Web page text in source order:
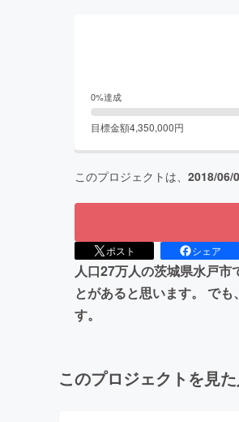
0%達成
目標金額4,350,000円
このプロジェクトは、 2018/06/
ポスト シェア
人口27万人の茨城県水戸
とがあると思います。 で
す。
このプロジェクトを見